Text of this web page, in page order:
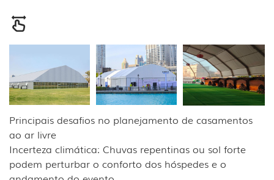
Principais desafios no planejamento de casamentos
ao ar livre
Incerteza climática: Chuvas repentinas ou sol forte
podem perturbar o conforto dos hóspedes e o